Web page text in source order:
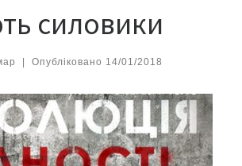
силовики
| Опубліковано 14/01/2018